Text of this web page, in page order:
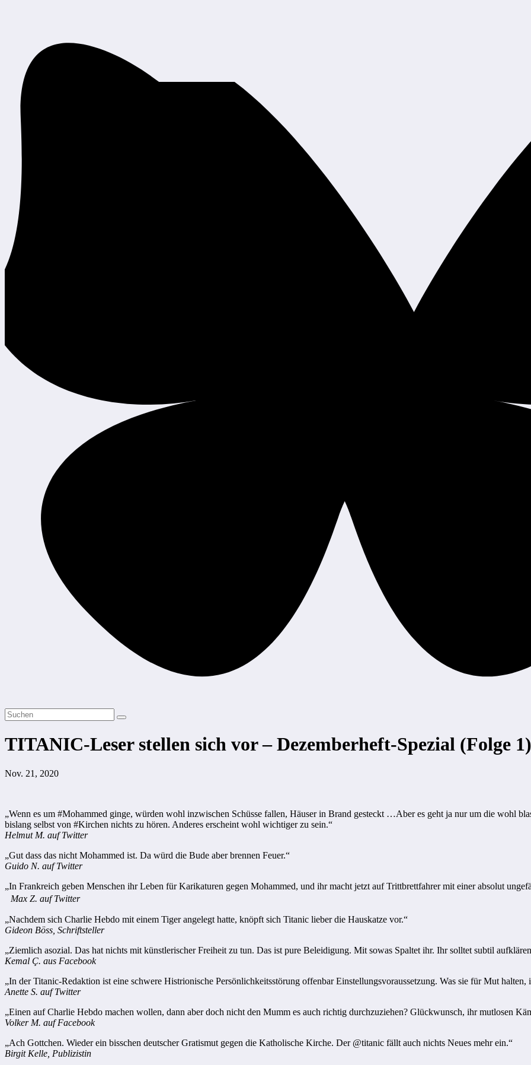
TITANIC-Leser stellen sich vor – Dezemberheft-Spezial (Folge 1)
Nov. 21, 2020
„Wenn es um #Mohammed ginge, würden wohl inzwischen Schüsse fallen, Häuser in Brand gesteckt …Aber es geht ja nur um die wohl
bislang selbst von #Kirchen nichts zu hören. Anderes erscheint wohl wichtiger zu sein.“
Helmut M. auf Twitter
„Gut dass das nicht Mohammed ist. Da würd die Bude aber brennen Feuer.“
Guido N. auf Twitter
„In Frankreich geben Menschen ihr Leben für Karikaturen gegen Mohammed, und ihr macht jetzt auf Trittbrettfahrer mit einer absolut
Max Z. auf Twitter
„Nachdem sich Charlie Hebdo mit einem Tiger angelegt hatte, knöpft sich Titanic lieber die Hauskatze vor.“
Gideon Böss, Schriftsteller
„Ziemlich asozial. Das hat nichts mit künstlerischer Freiheit zu tun. Das ist pure Beleidigung. Mit sowas Spaltet ihr. Ihr solltet subtil
Kemal Ç. aus Facebook
„In der Titanic-Redaktion ist eine schwere Histrionische Persönlichkeitsstörung offenbar Einstellungsvoraussetzung. Was sie für Mut
Anette S. auf Twitter
„Einen auf Charlie Hebdo machen wollen, dann aber doch nicht den Mumm es auch richtig durchzuziehen? Glückwunsch, ihr mutlosen
Volker M. auf Facebook
„Ach Gottchen. Wieder ein bisschen deutscher Gratismut gegen die Katholische Kirche. Der @titanic fällt auch nichts Neues mehr ein.“
Birgit Kelle, Publizistin